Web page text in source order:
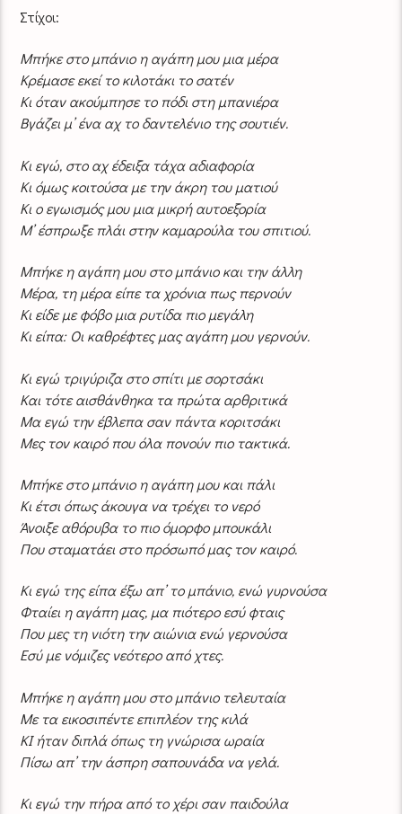
Στίχοι:
Μπήκε στο μπάνιο η αγάπη μου μια μέρα
Κρέμασε εκεί το κιλοτάκι το σατέν
Κι όταν ακούμπησε το πόδι στη μπανιέρα
Βγάζει μ’ ένα αχ το δαντελένιο της σουτιέν.
Κι εγώ, στο αχ έδειξα τάχα αδιαφορία
Κι όμως κοιτούσα με την άκρη του ματιού
Κι ο εγωισμός μου μια μικρή αυτοεξορία
Μ’ έσπρωξε πλάι στην καμαρούλα του σπιτιού.
Μπήκε η αγάπη μου στο μπάνιο και την άλλη
Μέρα, τη μέρα είπε τα χρόνια πως περνούν
Κι είδε με φόβο μια ρυτίδα πιο μεγάλη
Κι είπα: Οι καθρέφτες μας αγάπη μου γερνούν.
Κι εγώ τριγύριζα στο σπίτι με σορτσάκι
Και τότε αισθάνθηκα τα πρώτα αρθριτικά
Μα εγώ την έβλεπα σαν πάντα κοριτσάκι
Μες τον καιρό που όλα πονούν πιο τακτικά.
Μπήκε στο μπάνιο η αγάπη μου και πάλι
Κι έτσι όπως άκουγα να τρέχει το νερό
Άνοιξε αθόρυβα το πιο όμορφο μπουκάλι
Που σταματάει στο πρόσωπό μας τον καιρό.
Κι εγώ της είπα έξω απ’ το μπάνιο, ενώ γυρνούσα
Φταίει η αγάπη μας, μα πιότερο εσύ φταις
Που μες τη νιότη την αιώνια ενώ γερνούσα
Εσύ με νόμιζες νεότερο από χτες.
Μπήκε η αγάπη μου στο μπάνιο τελευταία
Με τα εικοσιπέντε επιπλέον της κιλά
ΚΙ ήταν διπλά όπως τη γνώρισα ωραία
Πίσω απ’ την άσπρη σαπουνάδα να γελά.
Κι εγώ την πήρα από το χέρι σαν παιδούλα